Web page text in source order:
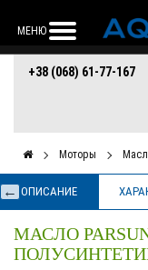
МЕНЮ
+38 (068)
167
+38 (068) 61-77-167
Моторы
ОПИСАНИЕ
МАСЛО